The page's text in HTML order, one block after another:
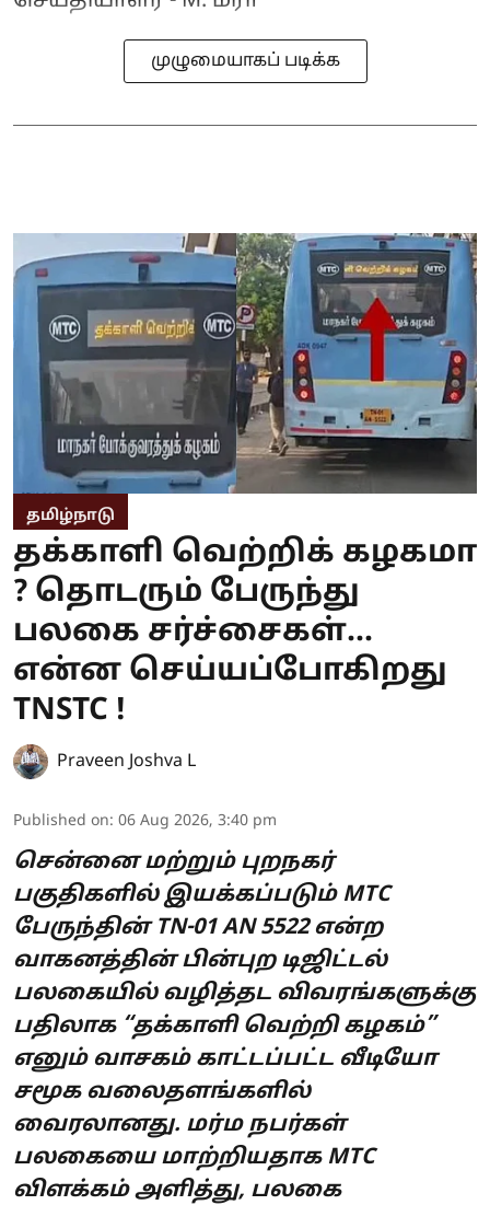
முழுமையாகப் படிக்க
தமிழ்நாடு
தக்காளி வெற்றிக் கழகமா
? தொடரும் பேருந்து
பலகை சர்ச்சைகள்...
என்ன செய்யப்போகிறது
TNSTC !
Praveen Joshva L
Published on: 06 Aug 2026, 3:40 pm
சென்னை மற்றும் புறநகர்
பகுதிகளில் இயக்கப்படும் MTC
பேருந்தின் TN-01 AN 5522 என்ற
வாகனத்தின் பின்புற டிஜிட்டல்
பலகையில் வழித்தட விவரங்களுக்கு
பதிலாக “தக்காளி வெற்றி கழகம்”
எனும் வாசகம் காட்டப்பட்ட வீடியோ
சமூக வலைதளங்களில்
வைரலானது. மர்ம நபர்கள்
பலகையை மாற்றியதாக MTC
விளக்கம் அளித்து, பலகை